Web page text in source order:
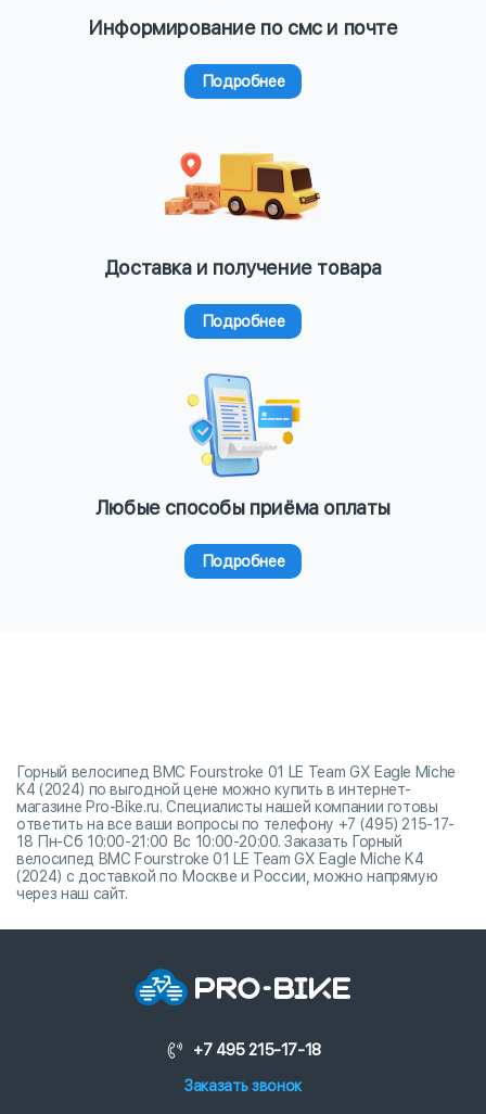
Информирование по смс и почте
Подробнее
Доставка и получение товара
Подробнее
Любые способы приёма оплаты
Подробнее
Горный велосипед BMC Fourstroke 01 LE Team GX Eagle Miche
K4 (2024) по выгодной цене можно купить в интернет-
магазине Pro-Bike.ru. Специалисты нашей компании готовы
ответить на все ваши вопросы по телефону +7 (495) 215-17-
18 Пн-Сб 10:00-21:00 Вс 10:00-20:00. Заказать Горный
велосипед BMC Fourstroke 01 LE Team GX Eagle Miche K4
(2024) с доставкой по Москве и России, можно напрямую
через наш сайт.
+7 495 215-17-18
Заказать звонок